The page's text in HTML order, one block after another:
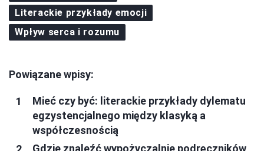
Literackie przykłady emocji
Wpływ serca i rozumu
Powiązane wpisy:
Mieć czy być: literackie przykłady dylematu
egzystencjalnego między klasyką a
współczesnością
Gdzie znaleźć wypożyczalnie podręczników